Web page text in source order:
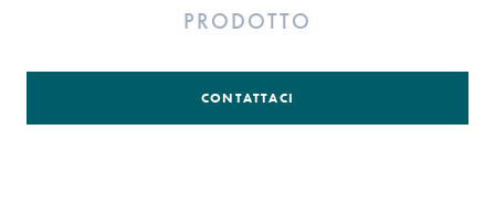
PRODOTTO
CONTATTACI